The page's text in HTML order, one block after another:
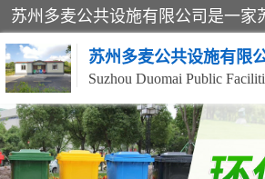
苏州多麦公共设施有限
Suzhou Duomai Public
办公室脚踩垃圾桶 保安